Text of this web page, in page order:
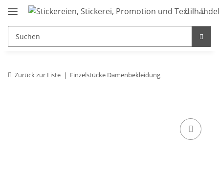
Zurück zur Liste Einzelstücke Damenbekleidung